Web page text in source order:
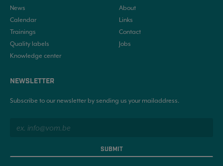
News
Calendar
Trainings
Quality labels
Knowledge center
About
Links
Contact
Jobs
NEWSLETTER
Subscribe to our newsletter by sending us your mailaddress.
SUBMIT